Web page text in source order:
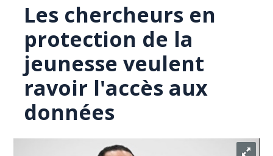
Les chercheurs en
protection de la
jeunesse veulent
ravoir l'accès aux
données